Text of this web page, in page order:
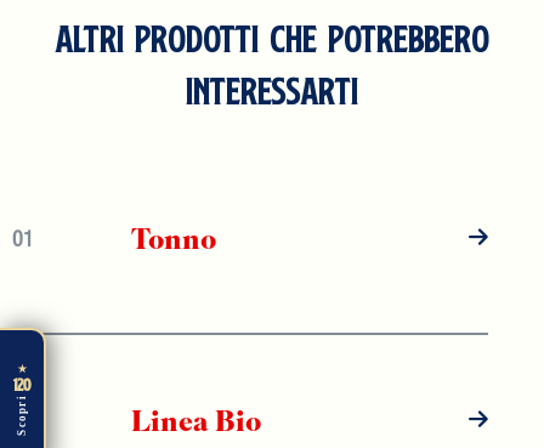
ALTRI PRODOTTI CHE POTREBBERO
INTERESSARTI
01 Tonno
02 Linea Bio
★
120
Scopri